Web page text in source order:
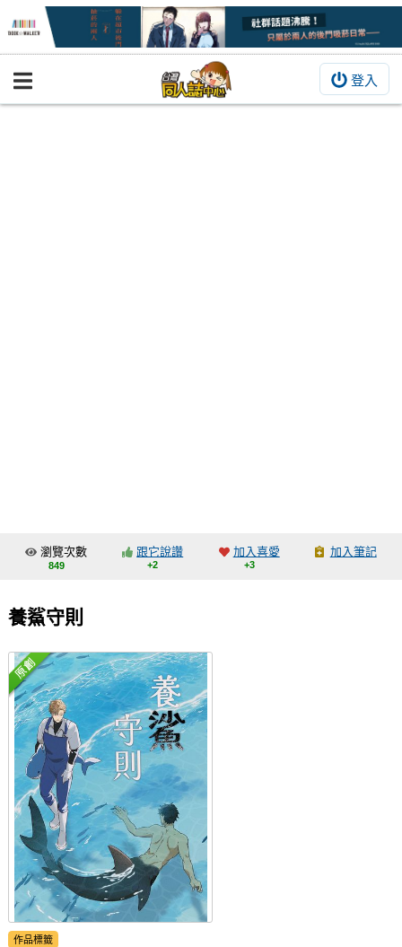
登入
BOOKY書集倉庫
交流中心
會員功能選單
會員中心
註冊會員
登入
瀏覽次數
849
跟它說讚
+2
加入喜愛
+3
加入筆記
養鯊守則
作品標籤